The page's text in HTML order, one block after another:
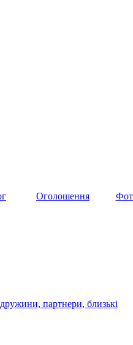
Оголошення
партнери, близькі